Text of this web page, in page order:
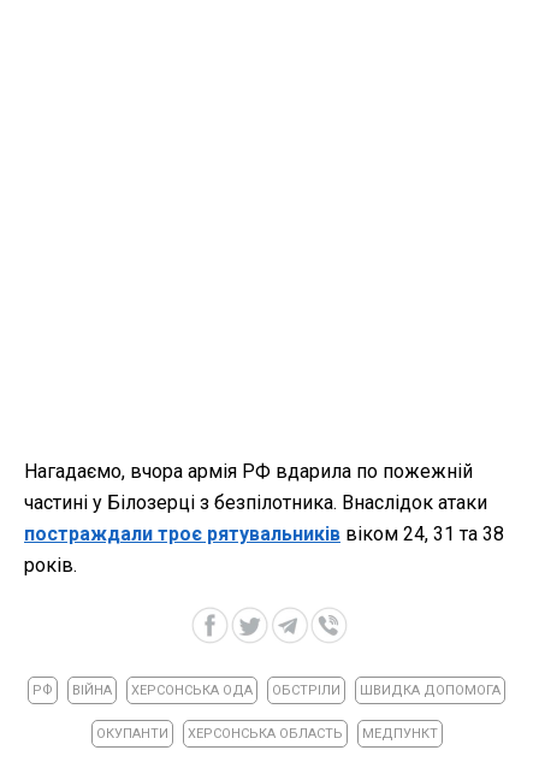
Нагадаємо, вчора армія РФ вдарила по пожежній
частині у Білозерці з безпілотника. Внаслідок атаки
постраждали троє рятувальників віком 24, 31 та 38
років.
РФ ВІЙНА ХЕРСОНСЬКА ОДА ОБСТРІЛИ ШВИДКА ДОПОМОГА
ОКУПАНТИ ХЕРСОНСЬКА ОБЛАСТЬ МЕДПУНКТ